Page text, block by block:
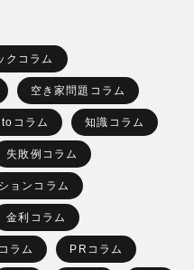
クコラム
空き家問題コラム
コラム 知識コラム
失敗例コラム
ョンコラム
金利コラム
ラム PRコラム